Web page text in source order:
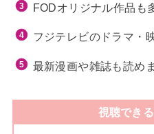
FODオリジナル作品も
フジテレビのドラマ・
最新漫画や雑誌も読めま
視聴でき